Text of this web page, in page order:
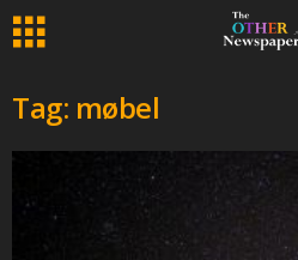
Tag: møbel